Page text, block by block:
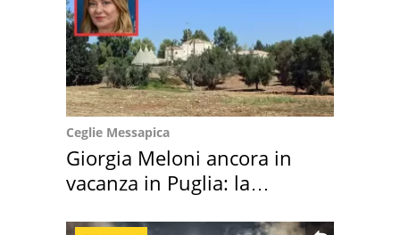
Ceglie Messapica
Giorgia Meloni ancora in
vacanza in Puglia: la